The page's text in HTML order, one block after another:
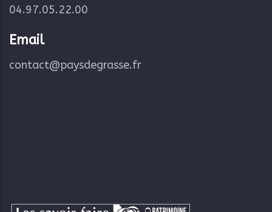
04.97.05.22.00
Email
contact@paysdegrasse.fr